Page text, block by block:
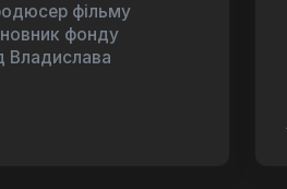
фільму
фонду
Владислава